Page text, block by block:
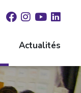
Actualités